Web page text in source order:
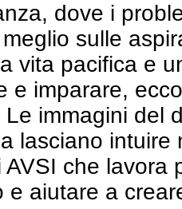
dove i
sulle
vita pacifica e
e imparare,
immagini del
lasciano intuire
AVSI che lavora
e aiutare a